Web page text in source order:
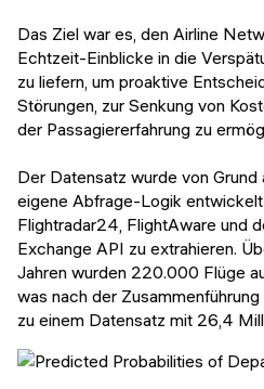
Das Ziel war es, den Airline
Echtzeit-Einblicke in die
zu liefern, um proaktive
Störungen, zur Senkung von
der Passagiererfahrung zu
Der Datensatz wurde von Grund
eigene Abfrage-Logik
Flightradar24, FlightAware und
Exchange API zu extrahieren.
Jahren wurden 220.000 Flüge
was nach der
zu einem Datensatz mit 26,4